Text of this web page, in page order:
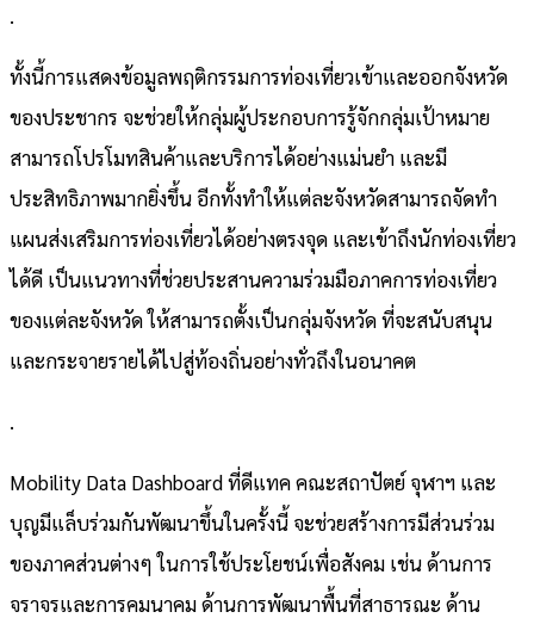
.
ทั้งนี้การแสดงข้อมูลพฤติกรรมการท่องเที่ยวเข้าและออกจังหวัด
ของประชากร จะช่วยให้กลุ่มผู้ประกอบการรู้จักกลุ่มเป้าหมาย
สามารถโปรโมทสินค้าและบริการได้อย่างแม่นยำ และมี
ประสิทธิภาพมากยิ่งขึ้น อีกทั้งทำให้แต่ละจังหวัดสามารถจัดทำ
แผนส่งเสริมการท่องเที่ยวได้อย่างตรงจุด และเข้าถึงนักท่องเที่ยว
ได้ดี เป็นแนวทางที่ช่วยประสานความร่วมมือภาคการท่องเที่ยว
ของแต่ละจังหวัด ให้สามารถตั้งเป็นกลุ่มจังหวัด ที่จะสนับสนุน
และกระจายรายได้ไปสู่ท้องถิ่นอย่างทั่วถึงในอนาคต
.
Mobility Data Dashboard ที่ดีแทค คณะสถาปัตย์ จุฬาฯ และ
บุญมีแล็บร่วมกันพัฒนาขึ้นในครั้งนี้ จะช่วยสร้างการมีส่วนร่วม
ของภาคส่วนต่างๆ ในการใช้ประโยชน์เพื่อสังคม เช่น ด้านการ
จราจรและการคมนาคม ด้านการพัฒนาพื้นที่สาธารณะ ด้าน